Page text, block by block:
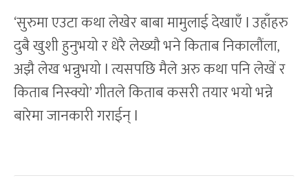
‘सुरुमा एउटा कथा लेखेर बाबा मामुलाई देखाएँ l उहाँहरु
दुबै खुशी हुनुभयो र धेरै लेख्यौ भने किताब निकालौंला,
अझै लेख भन्नुभयो l त्यसपछि मैले अरु कथा पनि लेखें र
किताब निस्क्यो’ गीतले किताब कसरी तयार भयो भन्ने
बारेमा जानकारी गराईन् l